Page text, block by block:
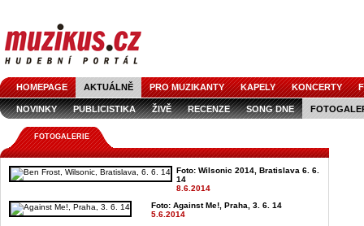
HOMEPAGE AKTUÁLNĚ PRO MUZIKANTY KAPELY KONCERTY
NOVINKY PUBLICISTIKA ŽIVĚ RECENZE SONG DNE
FOTOGALERIE
Foto: Wilsonic 2014, Bratislava 6. 6.
14
8.6.2014
Foto: Against Me!, Praha, 3. 6. 14
5.6.2014